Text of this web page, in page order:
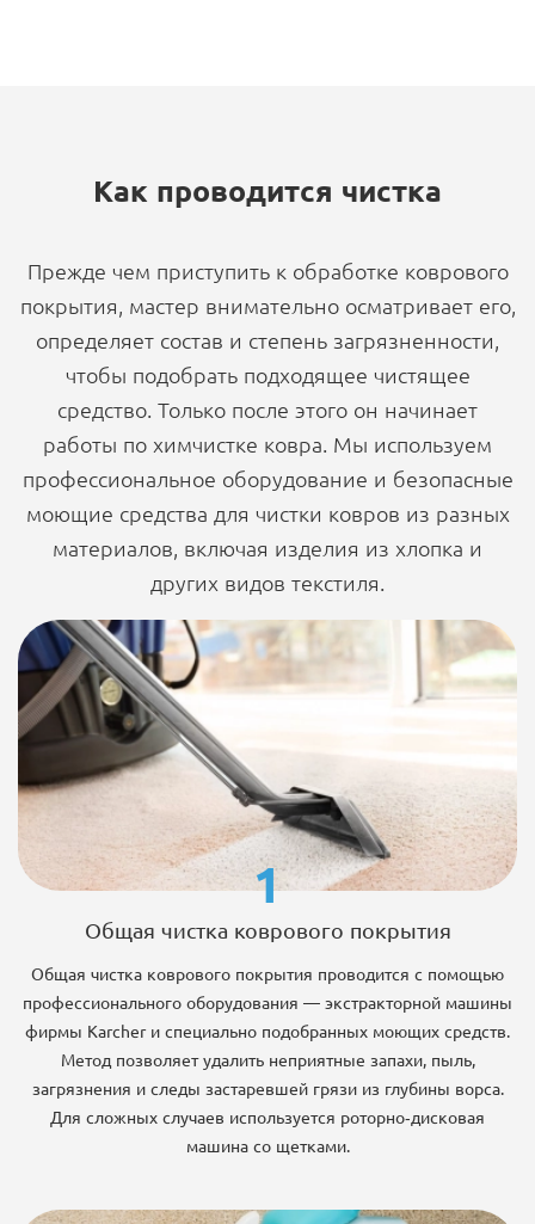
Как проводится чистка
Прежде чем приступить к обработке коврового
покрытия, мастер внимательно осматривает его,
определяет состав и степень загрязненности,
чтобы подобрать подходящее чистящее
средство. Только после этого он начинает
работы по химчистке ковра. Мы используем
профессиональное оборудование и безопасные
моющие средства для чистки ковров из разных
материалов, включая изделия из хлопка и
других видов текстиля.
1
Общая чистка коврового покрытия
Общая чистка коврового покрытия проводится с помощью
профессионального оборудования — экстракторной машины
фирмы Karcher и специально подобранных моющих средств.
Метод позволяет удалить неприятные запахи, пыль,
загрязнения и следы застаревшей грязи из глубины ворса.
Для сложных случаев используется роторно-дисковая
машина со щетками.